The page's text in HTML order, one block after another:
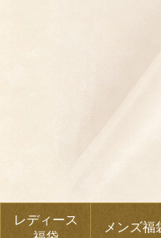
レディース
メンズ福